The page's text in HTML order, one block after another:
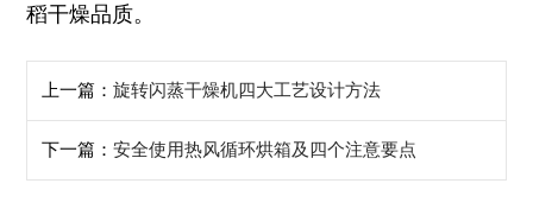
稻干燥品质。
上一篇：旋转闪蒸干燥机四大工艺设计方法
下一篇：安全使用热风循环烘箱及四个注意要点